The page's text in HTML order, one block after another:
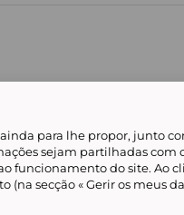
os meus cookies
Condições
para lhe propor, junto
sejam partilhadas com
funcionamento do site. Ao
secção « Gerir os meus